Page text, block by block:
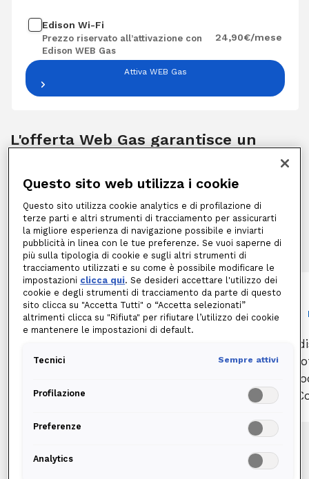
Edison Wi-Fi
Edison Wi-Fi
Prezzo riservato all’attivazione con
Edison WEB Gas
24,90€/mese
Attiva WEB Gas
L'offerta Web Gas garantisce un
Corrispettivo di vendita bloccato per i
primi 12 mesi di fornitura.
ENERGIA SOSTENIBILE
Le emissioni di carbonio del gas impiegato
relativi a primari standard internazionali.
Questo sito web utilizza i cookie
Questo sito utilizza cookie analytics e di profilazione di
terze parti e altri strumenti di tracciamento per assicurarti
la migliore esperienza di navigazione possibile e inviarti
pubblicità in linea con le tue preferenze. Se vuoi saperne di
più sulla tipologia di cookie e sugli altri strumenti di
tracciamento utilizzati e su come è possibile modificare le
impostazioni clicca qui. Se desideri accettare l'utilizzo dei
cookie e degli strumenti di tracciamento da parte di questo
sito clicca su "Accetta Tutti" o “Accetta selezionati”
altrimenti clicca su "Rifiuta" per rifiutare l’utilizzo dei cookie
e mantenere le impostazioni di default.
Tecnici Sempre attivi
Profilazione
Preferenze
Analytics